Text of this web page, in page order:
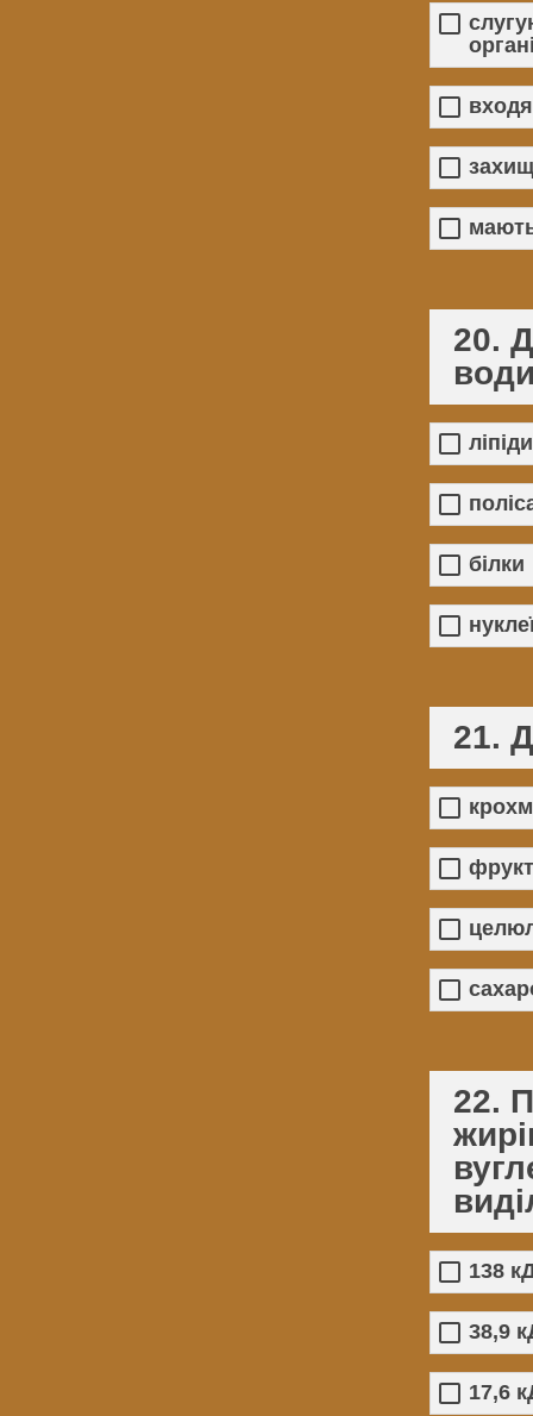
20.
ліпіди
білки
21.
22.
138
38,9
17,6